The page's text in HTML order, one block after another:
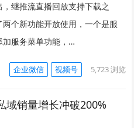
继推流直播回放支持下载之
个新功能开放使用，一个是服
加服务菜单功能，…
企业微信 视频号 5,723浏览
域销量增长冲破200%